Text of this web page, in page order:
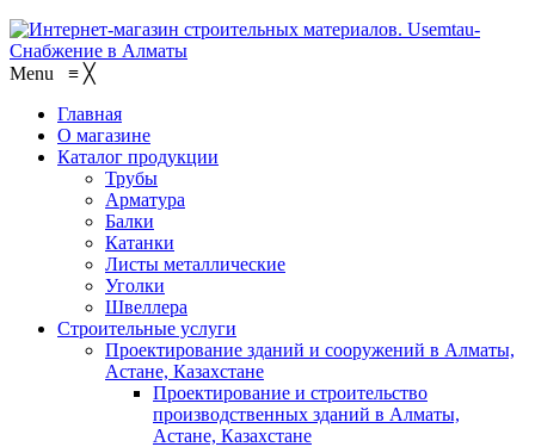
Menu ≡ ╳
Главная
О магазине
Каталог продукции
Трубы
Арматура
Балки
Катанки
Листы металлические
Уголки
Швеллера
Строительные услуги
Проектирование зданий и сооружений в Алматы,
Астане, Казахстане
Проектирование и строительство
производственных зданий в Алматы,
Астане, Казахстане